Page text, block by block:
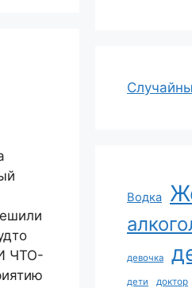
ЧТО-
Водка
девочка
дети доктор